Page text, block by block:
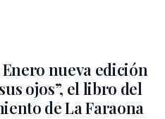
Enero nueva edición
ojos”, el libro del
de La Faraona